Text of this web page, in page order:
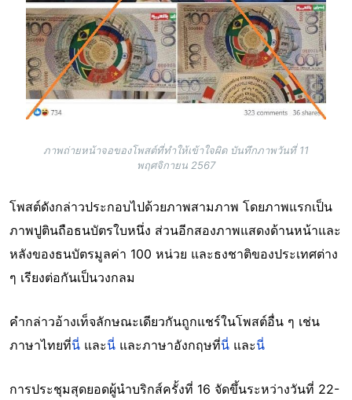
ภาพถ่ายหน้าจอของโพสต์ที่ทำให้เข้าใจผิด บันทึกภาพวันที่ 11
พฤศจิกายน 2567
โพสต์ดังกล่าวประกอบไปด้วยภาพสามภาพ โดยภาพแรกเป็น
ภาพปูตินถือธนบัตรใบหนึ่ง ส่วนอีกสองภาพแสดงด้านหน้าและ
หลังของธนบัตรมูลค่า 100 หน่วย และธงชาติของประเทศต่าง
ๆ เรียงต่อกันเป็นวงกลม
คำกล่าวอ้างเท็จลักษณะเดียวกันถูกแชร์ในโพสต์อื่น ๆ เช่น
ภาษาไทยที่นี่ และนี่ และภาษาอังกฤษที่นี่ และนี่
การประชุมสุดยอดผู้นำบริกส์ครั้งที่ 16 จัดขึ้นระหว่างวันที่ 22-